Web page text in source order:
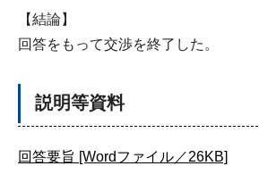
【結論】
回答をもって交渉を終了した。
説明等資料
回答要旨 [Wordファイル／26KB]